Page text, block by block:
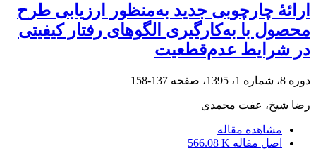
ارائۀ چارچوبی جدید به‌منظور ارزیابی طرح
محصول با به‌کارگیری الگوهای رفتار کیفیتی
در شرایط عدم‌قطعیت
دوره 8، شماره 1، 1395، صفحه 137-158
رضا شیخ، عفت محمدی
مشاهده مقاله
اصل مقاله 566.08 K